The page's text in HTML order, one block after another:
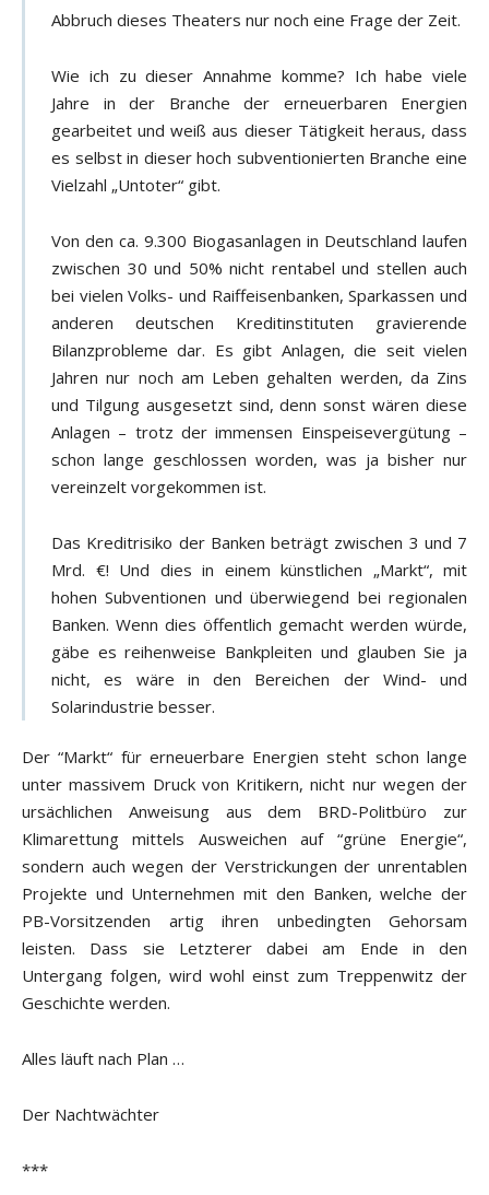
Abbruch dieses Theaters nur noch eine Frage der Zeit.
Wie ich zu dieser Annahme komme? Ich habe viele
Jahre in der Branche der erneuerbaren Energien
gearbeitet und weiß aus dieser Tätigkeit heraus, dass
es selbst in dieser hoch subventionierten Branche eine
Vielzahl „Untoter“ gibt.
Von den ca. 9.300 Biogasanlagen in Deutschland laufen
zwischen 30 und 50% nicht rentabel und stellen auch
bei vielen Volks- und Raiffeisenbanken, Sparkassen und
anderen deutschen Kreditinstituten gravierende
Bilanzprobleme dar. Es gibt Anlagen, die seit vielen
Jahren nur noch am Leben gehalten werden, da Zins
und Tilgung ausgesetzt sind, denn sonst wären diese
Anlagen – trotz der immensen Einspeisevergütung –
schon lange geschlossen worden, was ja bisher nur
vereinzelt vorgekommen ist.
Das Kreditrisiko der Banken beträgt zwischen 3 und 7
Mrd. €! Und dies in einem künstlichen „Markt“, mit
hohen Subventionen und überwiegend bei regionalen
Banken. Wenn dies öffentlich gemacht werden würde,
gäbe es reihenweise Bankpleiten und glauben Sie ja
nicht, es wäre in den Bereichen der Wind- und
Solarindustrie besser.
Der “Markt“ für erneuerbare Energien steht schon lange
unter massivem Druck von Kritikern, nicht nur wegen der
ursächlichen Anweisung aus dem BRD-Politbüro zur
Klimarettung mittels Ausweichen auf “grüne Energie“,
sondern auch wegen der Verstrickungen der unrentablen
Projekte und Unternehmen mit den Banken, welche der
PB-Vorsitzenden artig ihren unbedingten Gehorsam
leisten. Dass sie Letzterer dabei am Ende in den
Untergang folgen, wird wohl einst zum Treppenwitz der
Geschichte werden.
Alles läuft nach Plan …
Der Nachtwächter
***